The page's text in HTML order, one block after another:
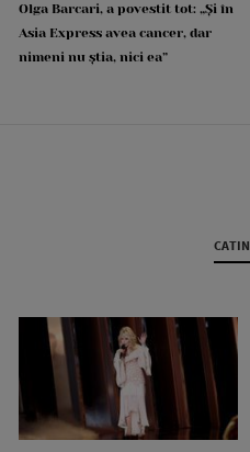
Olga Barcari, a povestit tot: „Și în
Asia Express avea cancer, dar
nimeni nu știa, nici ea”